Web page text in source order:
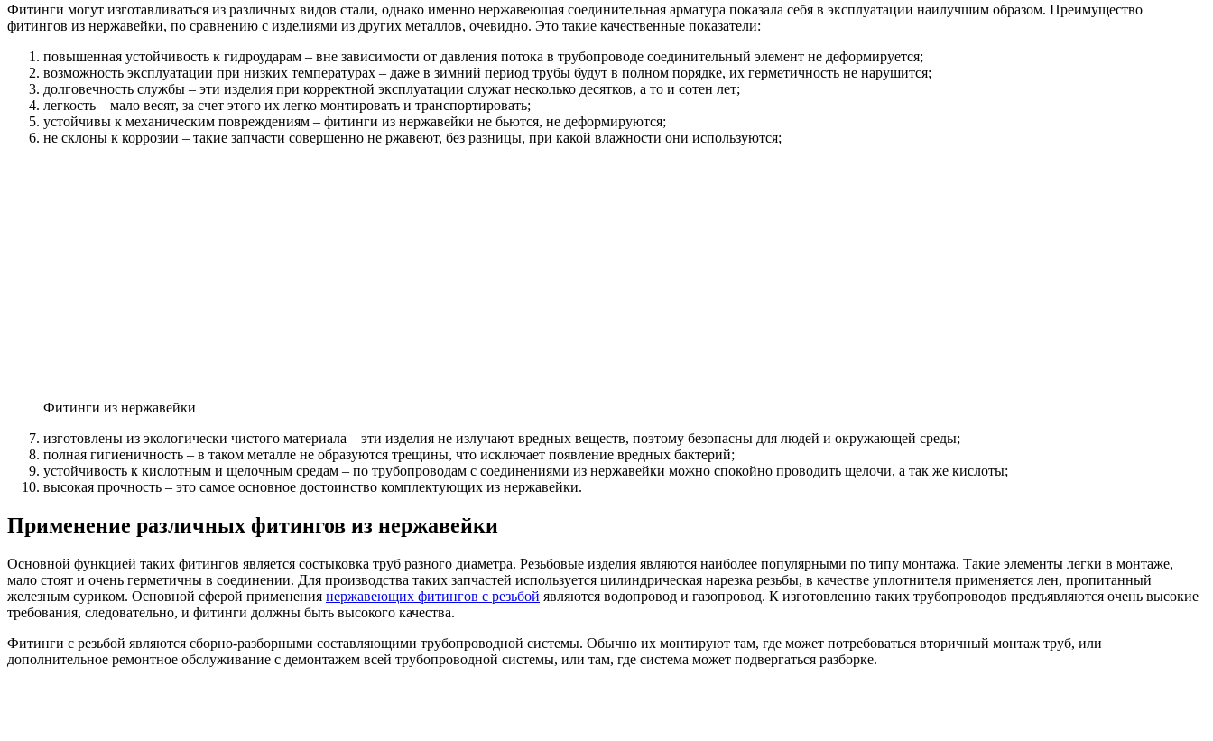
Фитинги могут изготавливаться из различных видов стали, однако именно нержавеющая соединительная арматура показала себя в эксплуатации наилучшим образом. Преимущество
фитингов из нержавейки, по сравнению с изделиями из других металлов, очевидно. Это такие качественные показатели:
повышенная устойчивость к гидроударам – вне зависимости от давления потока в трубопроводе соединительный элемент не деформируется;
возможность эксплуатации при низких температурах – даже в зимний период трубы будут в полном порядке, их герметичность не нарушится;
долговечность службы – эти изделия при корректной эксплуатации служат несколько десятков, а то и сотен лет;
легкость – мало весят, за счет этого их легко монтировать и транспортировать;
устойчивы к механическим повреждениям – фитинги из нержавейки не бьются, не деформируются;
не склоны к коррозии – такие запчасти совершенно не ржавеют, без разницы, при какой влажности они используются;
Фитинги из нержавейки
изготовлены из экологически чистого материала – эти изделия не излучают вредных веществ, поэтому безопасны для людей и окружающей среды;
полная гигиеничность – в таком металле не образуются трещины, что исключает появление вредных бактерий;
устойчивость к кислотным и щелочным средам – по трубопроводам с соединениями из нержавейки можно спокойно проводить щелочи, а так же кислоты;
высокая прочность – это самое основное достоинство комплектующих из нержавейки.
Применение различных фитингов из нержавейки
Основной функцией таких фитингов является состыковка труб разного диаметра. Резьбовые изделия являются наиболее популярными по типу монтажа. Такие элементы легки в монтаже,
мало стоят и очень герметичны в соединении. Для производства таких запчастей используется цилиндрическая нарезка резьбы, в качестве уплотнителя применяется лен, пропитанный
железным суриком. Основной сферой применения нержавеющих фитингов с резьбой являются водопровод и газопровод. К изготовлению таких трубопроводов предъявляются очень высокие
требования, следовательно, и фитинги должны быть высокого качества.
Фитинги с резьбой являются сборно-разборными составляющими трубопроводной системы. Обычно их монтируют там, где может потребоваться вторичный монтаж труб, или
дополнительное ремонтное обслуживание с демонтажем всей трубопроводной системы, или там, где система может подвергаться разборке.